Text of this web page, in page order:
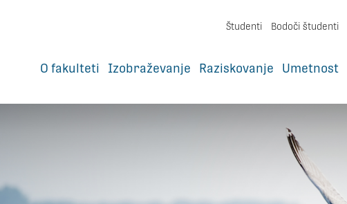
Študenti Bodoči študenti
O fakulteti Izobraževanje Raziskovanje Umetnost